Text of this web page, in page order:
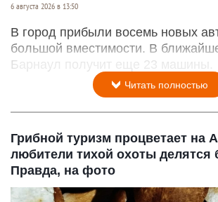
6 августа 2026 в 13:50
В город прибыли восемь новых
большой вместимости. В
Барнаул получит еще 23 машины.
Читать полностью
Грибной туризм процветает на
любители тихой охоты делятся
Правда, на фото